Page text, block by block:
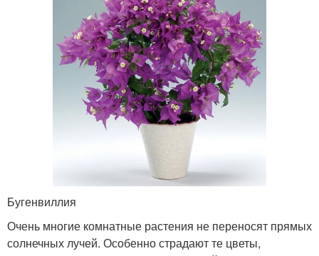
Бугенвиллия
Очень многие комнатные растения не переносят прямых
солнечных лучей. Особенно страдают те цветы,